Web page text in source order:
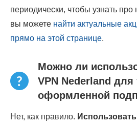
периодически, чтобы узнать
вы можете найти актуальные
прямо на этой странице.
Можно ли
VPN Nederland для
оформленной
Нет, как правило.